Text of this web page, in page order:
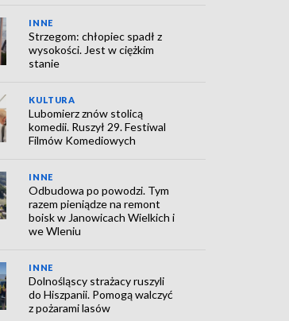
INNE
Strzegom: chłopiec spadł z
wysokości. Jest w ciężkim
stanie
KULTURA
Lubomierz znów stolicą
komedii. Ruszył 29. Festiwal
Filmów Komediowych
INNE
Odbudowa po powodzi. Tym
razem pieniądze na remont
boisk w Janowicach Wielkich i
we Wleniu
INNE
Dolnośląscy strażacy ruszyli
do Hiszpanii. Pomogą walczyć
z pożarami lasów